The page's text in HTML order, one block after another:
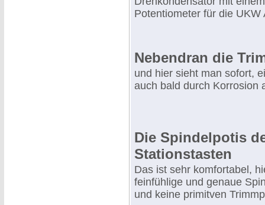
Potentiometer für die UKW
Nebendran die
und hier sieht man sofort,
auch bald durch Korrosion
Die Spindelpotis
Stationstasten
Das ist sehr komfortabel,
feinfühlige und genaue
und keine primitven